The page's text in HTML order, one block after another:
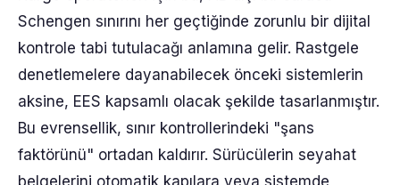
Schengen sınırını her geçtiğinde zorunlu bir dijital
kontrole tabi tutulacağı anlamına gelir. Rastgele
denetlemelere dayanabilecek önceki sistemlerin
aksine, EES kapsamlı olacak şekilde tasarlanmıştır.
Bu evrensellik, sınır kontrollerindeki "şans
faktörünü" ortadan kaldırır. Sürücülerin seyahat
belgelerini otomatik kapılara veya sistemde